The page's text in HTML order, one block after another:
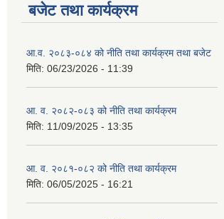
बजेट तथा कार्यक्रम
आ.व. २०८३-०८४ को नीति तथा कार्यक्रम तथा बजेट
मिति: 06/23/2026 - 11:39
आ. व. २०८२-०८३ को नीति तथा कार्यक्रम
मिति: 11/09/2025 - 13:35
आ. व. २०८१-०८२ को नीति तथा कार्यक्रम
मिति: 06/05/2025 - 16:21